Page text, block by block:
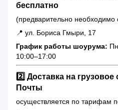
бесплатно
(предварительно необходимо
📍 ул. Бориса Гмыри, 17
График работы шоурума:
10:00–17:00
2️⃣ Доставка на
Почты
осуществляется по тарифам